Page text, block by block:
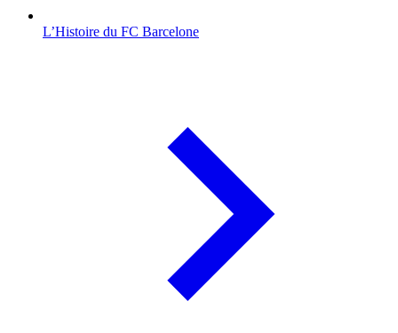
L’Histoire du FC Barcelone